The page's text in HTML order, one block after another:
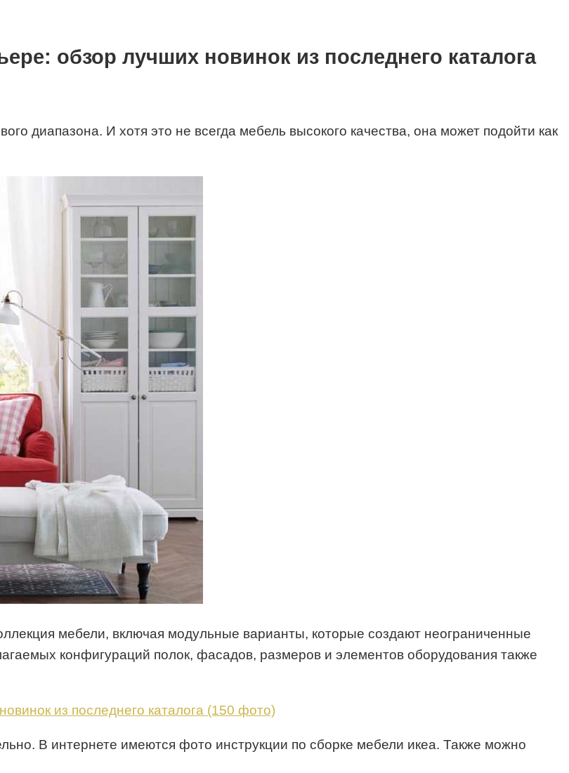
обзор лучших новинок из последнего каталога
диапазона. И хотя это не всегда мебель высокого качества, она может подойти как
мебели, включая модульные варианты, которые создают неограниченные
конфигураций полок, фасадов, размеров и элементов оборудования также
В интернете имеются фото инструкции по сборке мебели икеа. Также можно